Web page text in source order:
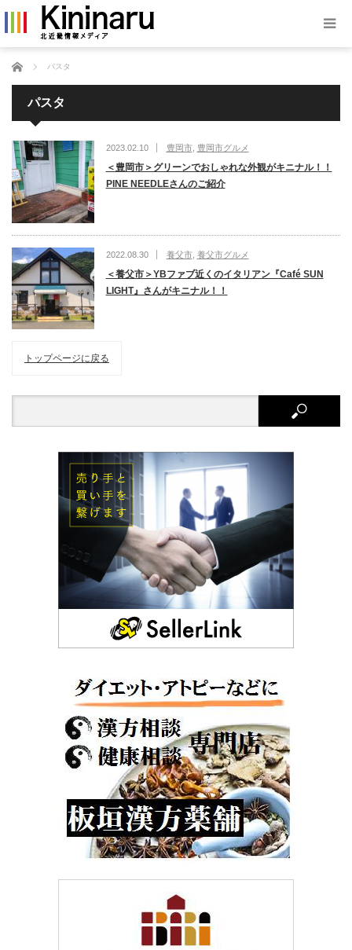
ホーム パスタ
パスタ
2023.02.10 豊岡市, 豊岡市グルメ
＜豊岡市＞グリーンでおしゃれな外観がキニナル！！
PINE NEEDLEさんのご紹介
2022.08.30 養父市, 養父市グルメ
＜養父市＞YBファブ近くのイタリアン『Café SUN
LIGHT』さんがキニナル！！
トップページに戻る